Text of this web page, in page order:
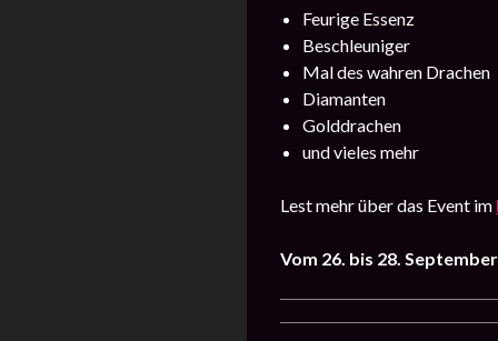
Feurige Essenz
Beschleuniger
Mal des wahren Drachen
Diamanten
Golddrachen
und vieles mehr
Lest mehr über das Event im
Vom 26. bis 28.